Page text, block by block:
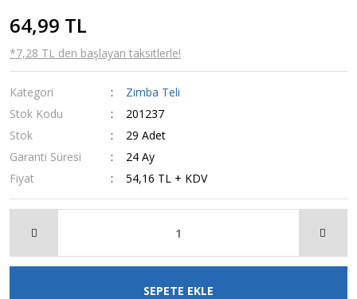
64,99 TL
*7,28 TL den başlayan taksitlerle!
Kategori
Zımba Teli
Stok Kodu
201237
Stok
29 Adet
Garanti Süresi
24 Ay
Fiyat
54,16 TL + KDV
SEPETE EKLE